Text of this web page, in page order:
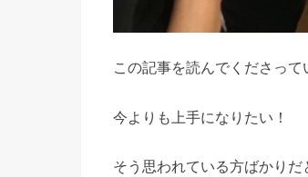
この記事を読んでくださって
今よりも上手になりたい！
そう思われている方ばかりだ